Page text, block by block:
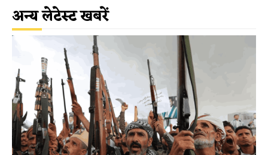
अन्य लेटेस्ट खबरें